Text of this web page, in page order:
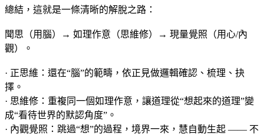
總結，這就是一條清晰的解脫之路：
聞思（用腦）→ 如理作意（思維修）→ 現量覺照（用心/內
觀）。
· 正思維：還在“腦”的範疇，依正見做邏輯確認、梳理、抉
擇。
· 思維修：重複同一個如理作意，讓道理從“想起來的道理”變
成“看待世界的默認角度”。
· 內觀覺照：跳過“想”的過程，境界一來，慧自動生起 —— 不